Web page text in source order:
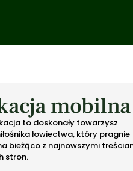
mobilna
to doskonały towarzysz
łowiectwa, który pragnie
bieżąco z najnowszymi
stron.